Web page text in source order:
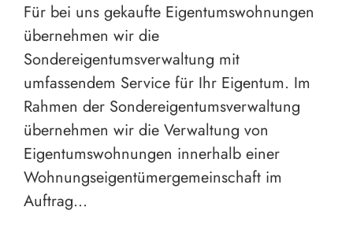
Für bei uns gekaufte Eigentumswohnungen
übernehmen wir die
Sondereigentumsverwaltung mit
umfassendem Service für Ihr Eigentum. Im
Rahmen der Sondereigentumsverwaltung
übernehmen wir die Verwaltung von
Eigentumswohnungen innerhalb einer
Wohnungseigentümergemeinschaft im
Auftrag…